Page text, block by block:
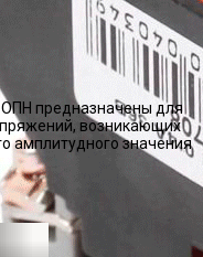
предназначены для
возникающих
амплитудного значения